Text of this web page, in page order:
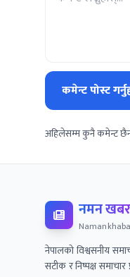
कमेन्ट पोस्ट
अहिलेसम्म कुनै कमेन्ट
नमन खबर
नेपालको विश्वसनीय
सटीक र निष्पक्ष समाचार